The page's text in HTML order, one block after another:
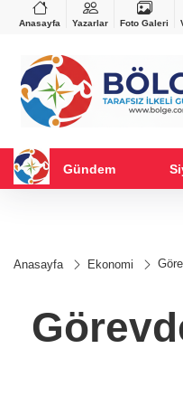
Anasayfa Yazarlar Foto Galeri
%-0,22
VND
0,0018
%0,16
Gündem
Anasayfa Ekonomi